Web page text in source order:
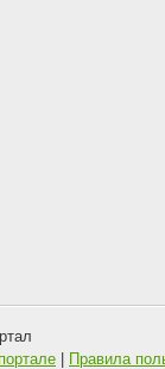
Правила